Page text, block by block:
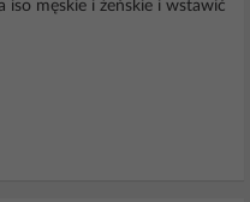
iso męskie i żeńskie i wstawić